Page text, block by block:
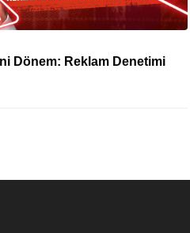
Dönem: Reklam Denetimi